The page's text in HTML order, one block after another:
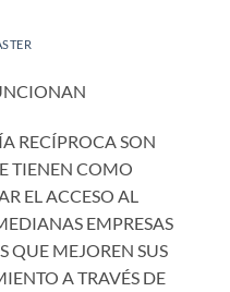
RECÍPROCA SON
TIENEN COMO
EL ACCESO AL
EMPRESAS
QUE MEJOREN SUS
A TRAVÉS DE